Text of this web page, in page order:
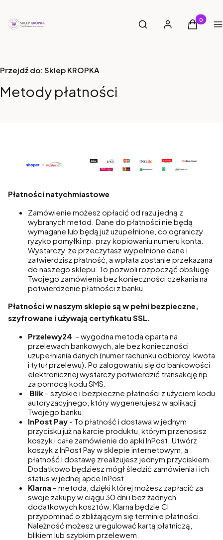
Otwórz wyszukiwarkę
Szukaj Zaloguj sięProdukty
Koszyk
Przejdź do: Sklep KROPKA
Metody płatności
Płatności natychmiastowe
Zamówienie możesz opłacić od razu jedną z
wybranych metod. Dane do płatności nie będą
wymagane lub będą już uzupełnione, co ograniczy
ryzyko pomyłki np. przy kopiowaniu numeru konta.
Wystarczy, że przeczytasz wypełnione dane i
zatwierdzisz płatność, a wpłata zostanie przekazana
do naszego sklepu. To pozwoli rozpocząć obsługę
Twojego zamówienia bez konieczności czekania na
potwierdzenie płatności z banku.
Płatności w naszym sklepie są w pełni bezpieczne,
szyfrowane i używają certyfikatu SSL.
Przelewy24 – wygodna metoda oparta na
przelewach bankowych, ale bez konieczności
uzupełniania danych (numer rachunku odbiorcy, kwota
i tytuł przelewu). Po zalogowaniu się do bankowości
elektronicznej wystarczy potwierdzić transakcję np.
za pomocą kodu SMS.
Blik – szybkie i bezpieczne płatności z użyciem kodu
autoryzacyjnego, który wygenerujesz w aplikacji
Twojego banku.
InPost Pay - To płatność i dostawa w jednym
przycisku już na karcie produktu, którym przenosisz
koszyk i całe zamówienie do apki InPost. Utwórz
koszyk z InPost Pay w sklepie internetowym, a
płatność i dostawę zrealizujesz jednym przyciskiem.
Dodatkowo będziesz mógł śledzić zamówienia i ich
status w jednej apce InPost.
Klarna – metoda, dzięki której możesz zapłacić za
swoje zakupy w ciągu 30 dni i bez żadnych
dodatkowych kosztów. Klarna będzie Ci
przypominać o zbliżającym się terminie płatności.
Należność możesz uregulować kartą płatniczą,
blikiem lub szybkim przelewem.